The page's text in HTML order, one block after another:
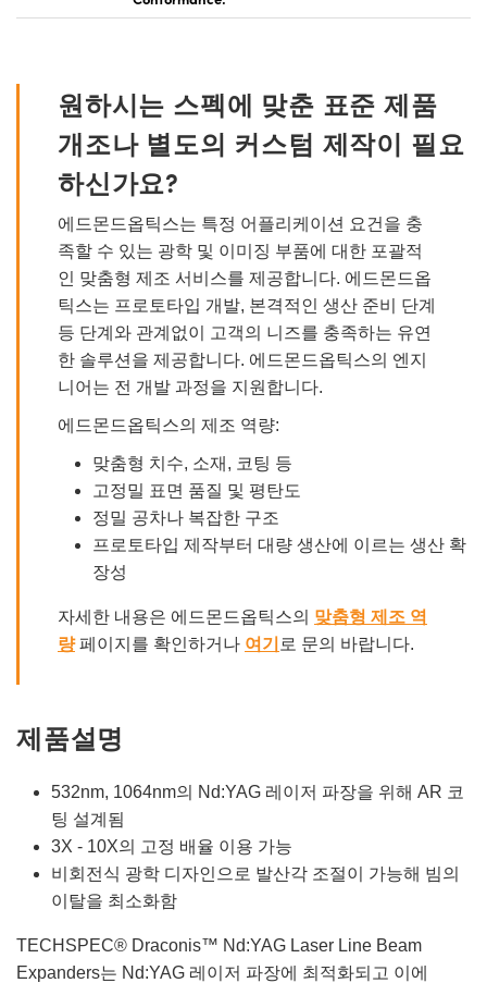
원하시는 스펙에 맞춘 표준 제품
개조나 별도의 커스텀 제작이 필요
하신가요?
에드몬드옵틱스는 특정 어플리케이션 요건을 충
족할 수 있는 광학 및 이미징 부품에 대한 포괄적
인 맞춤형 제조 서비스를 제공합니다. 에드몬드옵
틱스는 프로토타입 개발, 본격적인 생산 준비 단계
등 단계와 관계없이 고객의 니즈를 충족하는 유연
한 솔루션을 제공합니다. 에드몬드옵틱스의 엔지
니어는 전 개발 과정을 지원합니다.
에드몬드옵틱스의 제조 역량:
맞춤형 치수, 소재, 코팅 등
고정밀 표면 품질 및 평탄도
정밀 공차나 복잡한 구조
프로토타입 제작부터 대량 생산에 이르는 생산 확
장성
자세한 내용은 에드몬드옵틱스의 맞춤형 제조 역
량페이지를 확인하거나 여기 로 문의 바랍니다.
제품설명
532nm, 1064nm의 Nd:YAG 레이저 파장을 위해 AR 코
팅 설계됨
3X - 10X의 고정 배율 이용 가능
비회전식 광학 디자인으로 발산각 조절이 가능해 빔의
이탈을 최소화함
TECHSPEC® Draconis™ Nd:YAG Laser Line Beam
Expanders는 Nd:YAG 레이저 파장에 최적화되고 이에